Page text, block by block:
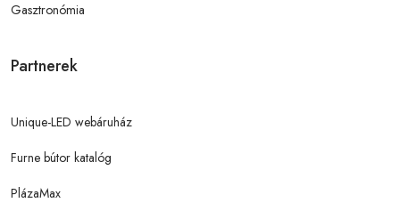
Gasztronómia
Partnerek
Unique-LED webáruház
Furne bútor katalóg
PlázaMax